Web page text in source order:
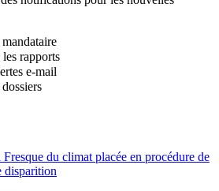
rapports
e-mail
du climat placée en procédure de
disparition